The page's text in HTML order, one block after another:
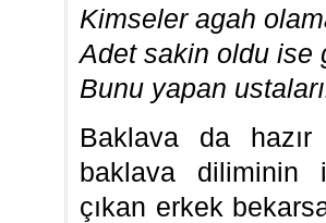
Kimseler agah
Adet sakin oldu ise
Bunu yapan
Baklava da hazır
baklava diliminin
çıkan erkek